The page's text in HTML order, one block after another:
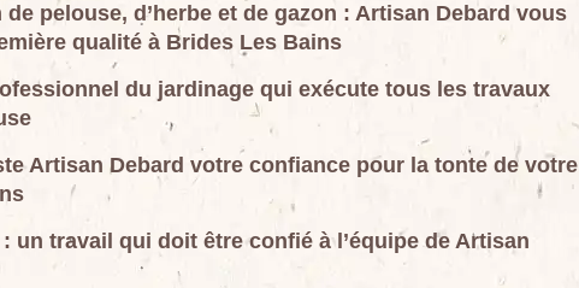
de pelouse, d’herbe et de gazon : Artisan Debard vous
qualité à Brides Les Bains
du jardinage qui exécute tous les travaux
Artisan Debard votre confiance pour la tonte de votre
: un travail qui doit être confié à l’équipe de Artisan